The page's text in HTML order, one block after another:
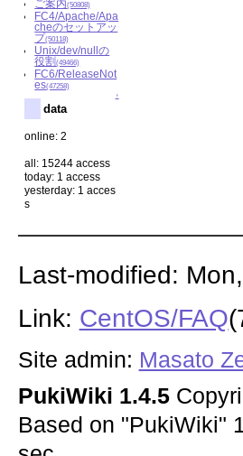
ご案内(50808)
FC4/Apache/Apa
cheのセットアッ
プ(50118)
Unix/dev/nullの
役割(49466)
FC6/ReleaseNot
es(47258)
↑
data
online: 2
all: 15244 access
today: 1 access
yesterday: 1 acces
s
Last-modified:
Link: CentOS/FAQ
Site admin: Masato
PukiWiki 1.4.5
Based on "PukiWiki"